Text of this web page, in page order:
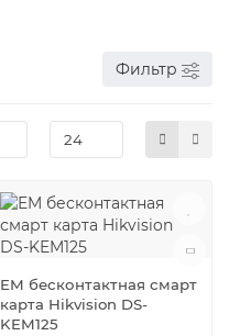
Фильтр
EM бесконтактная смарт
карта Hikvision DS-
KEM125